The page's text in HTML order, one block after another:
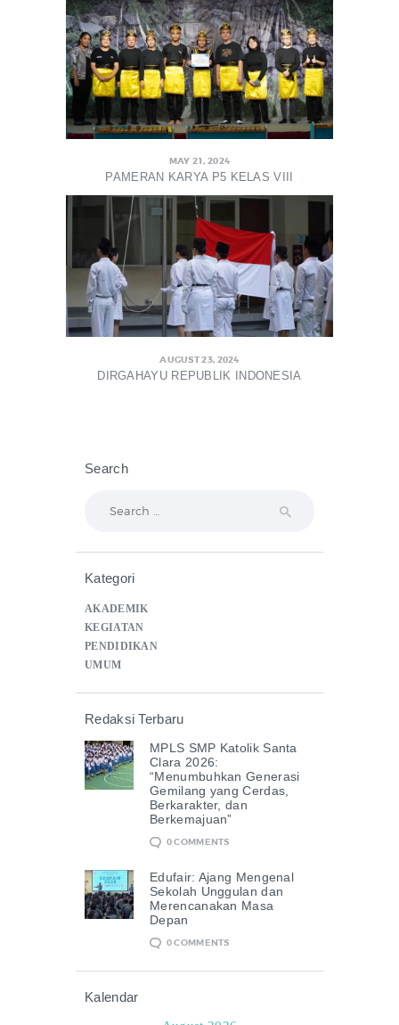
MAY 21, 2024
PAMERAN KARYA P5 KELAS VIII
AUGUST 23, 2024
DIRGAHAYU REPUBLIK INDONESIA
Search
Kategori
AKADEMIK
KEGIATAN
PENDIDIKAN
UMUM
Redaksi Terbaru
MPLS SMP Katolik Santa
Clara 2026:
“Menumbuhkan Generasi
Gemilang yang Cerdas,
Berkarakter, dan
Berkemajuan”
0COMMENTS
Edufair: Ajang Mengenal
Sekolah Unggulan dan
Merencanakan Masa
Depan
0COMMENTS
Kalendar